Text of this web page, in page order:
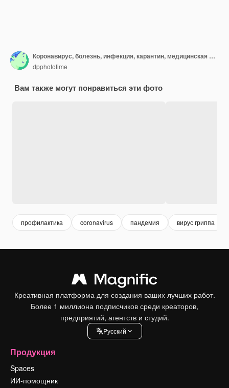
Коронавирус, болезнь, инфекция, карантин, медицинская маска.
dpphototime
Вам также могут понравиться эти фото
профилактика coronavirus пандемия вирус гриппа
Креативная платформа для создания ваших лучших работ.
Более 1 миллиона подписчиков среди креаторов,
предприятий, агентств и студий.
Pусский
Продукция
Spaces
ИИ-помощник